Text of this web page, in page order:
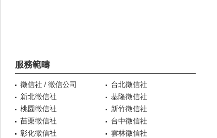
服務範疇
徵信社 / 徵信公司
台北徵信社
新北徵信社
基隆徵信社
桃園徵信社
新竹徵信社
苗栗徵信社
台中徵信社
彰化徵信社
雲林徵信社